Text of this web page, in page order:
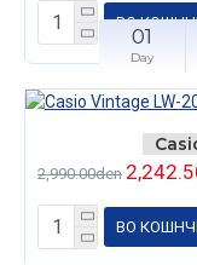
ВО
01
Day
2,990.00den
ВО